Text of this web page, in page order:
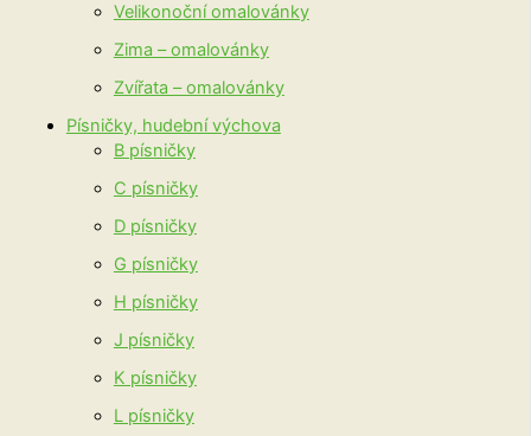
Velikonoční omalovánky
Zima – omalovánky
Zvířata – omalovánky
Písničky, hudební výchova
B písničky
C písničky
D písničky
G písničky
H písničky
J písničky
K písničky
L písničky